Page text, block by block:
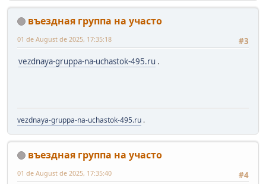
въездная группа на участо
#3
01 de August de 2025, 17:35:18
vezdnaya-gruppa-na-uchastok-495.ru .
vezdnaya-gruppa-na-uchastok-495.ru .
въездная группа на участо
#4
01 de August de 2025, 17:35:40